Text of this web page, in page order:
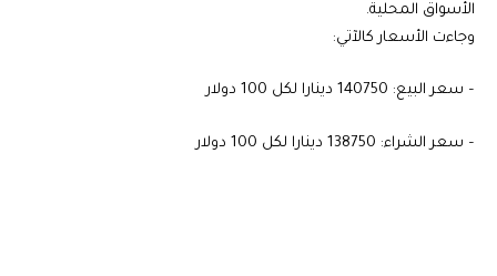
الأسواق المحلية.
وجاءت الأسعار كالآتي:
– سعر البيع: 140750 دينارا لكل 100 دولار
– سعر الشراء: 138750 دينارا لكل 100 دولار